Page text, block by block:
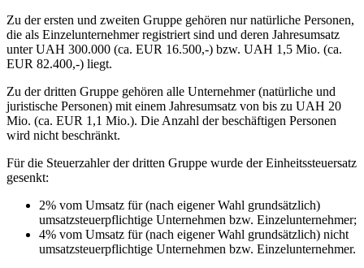
Zu der ersten und zweiten Gruppe gehören nur natürliche Personen,
die als Einzelunternehmer registriert sind und deren Jahresumsatz
unter UAH 300.000 (ca. EUR 16.500,-) bzw. UAH 1,5 Mio. (ca.
EUR 82.400,-) liegt.
Zu der dritten Gruppe gehören alle Unternehmer (natürliche und
juristische Personen) mit einem Jahresumsatz von bis zu UAH 20
Mio. (ca. EUR 1,1 Mio.). Die Anzahl der beschäftigen Personen
wird nicht beschränkt.
Für die Steuerzahler der dritten Gruppe wurde der Einheitssteuersatz
gesenkt:
2% vom Umsatz für (nach eigener Wahl grundsätzlich)
umsatzsteuerpflichtige Unternehmen bzw. Einzelunternehmer;
4% vom Umsatz für (nach eigener Wahl grundsätzlich) nicht
umsatzsteuerpflichtige Unternehmen bzw. Einzelunternehmer.